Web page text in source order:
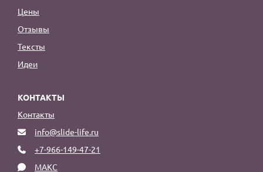
Цены
Отзывы
Тексты
Идеи
КОНТАКТЫ
Контакты
info@slide-life.ru
+7-966-149-47-21
МАКС